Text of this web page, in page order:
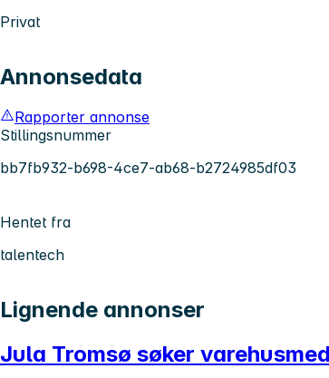
Privat
Annonsedata
Rapporter annonse
Stillingsnummer
bb7fb932-b698-4ce7-ab68-b2724985df03
Hentet fra
talentech
Lignende annonser
Jula Tromsø søker